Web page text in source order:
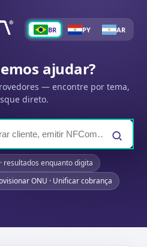
BR PY AR
ajudar?
— encontre por tema,
direto.
· resultados enquanto digita
ONU · Unificar cobrança